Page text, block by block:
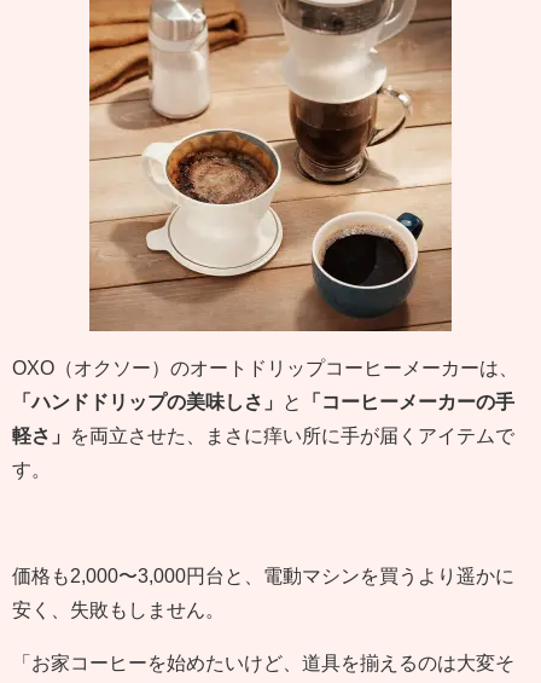
OXO（オクソー）のオートドリップコーヒーメーカーは、
「ハンドドリップの美味しさ」
と
「コーヒーメーカーの手
軽さ」
を両立させた、まさに痒い所に手が届くアイテムで
す。
価格も2,000〜3,000円台と、電動マシンを買うより遥かに
安く、失敗もしません。
「お家コーヒーを始めたいけど、道具を揃えるのは大変そ